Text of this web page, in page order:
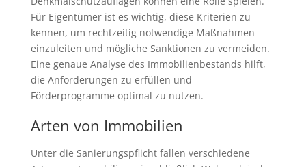
Für Eigentümer ist es wichtig, diese Kriterien zu
kennen, um rechtzeitig notwendige Maßnahmen
einzuleiten und mögliche Sanktionen zu vermeiden.
Eine genaue Analyse des Immobilienbestands hilft,
die Anforderungen zu erfüllen und
Förderprogramme optimal zu nutzen.
Arten von Immobilien
Unter die Sanierungspflicht fallen verschiedene